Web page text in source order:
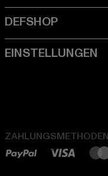
ZAHLUNGSMETHODEN